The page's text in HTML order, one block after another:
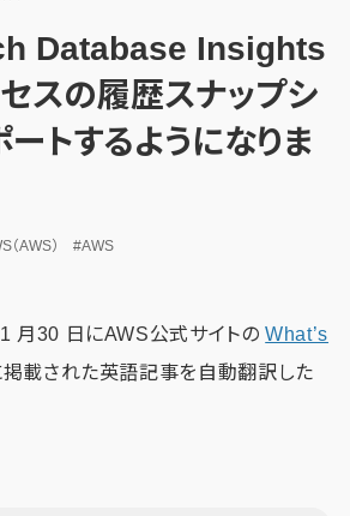
Database Insights
スの履歴スナップシ
ートするようになりま
AWS） #AWS
月30 日にAWS公式サイトのWhat’s
掲載された英語記事を自動翻訳した